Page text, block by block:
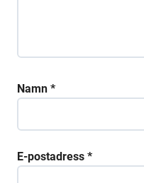
Namn *
E-postadress *